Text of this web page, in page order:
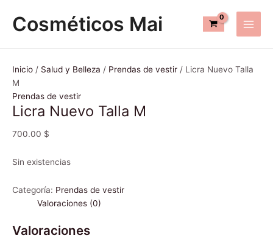
contenido
Cosméticos Mai
Main
Inicio / Salud y Belleza / Prendas de vestir / Licra Nuevo Talla
M
Prendas de vestir
Licra Nuevo Talla M
700.00 $
Sin existencias
Categoría: Prendas de vestir
Valoraciones (0)
Valoraciones